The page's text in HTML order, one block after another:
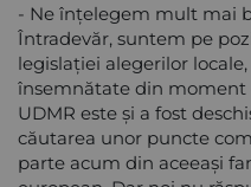
- Ne înțelegem mult mai
Întradevăr, suntem pe
legislației alegerilor
însemnătate din moment
UDMR este și a fost
căutarea unor puncte
parte acum din aceeași